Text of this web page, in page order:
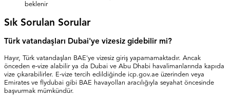
beklenir
Sık Sorulan Sorular
Türk vatandaşları Dubai'ye vizesiz gidebilir mi?
Hayır, Türk vatandaşları BAE'ye vizesiz giriş yapamamaktadır. Ancak
önceden e-vize alabilir ya da Dubai ve Abu Dhabi havalimanlarında kapıda
vize çıkarabilirler. E-vize tercih edildiğinde icp.gov.ae üzerinden veya
Emirates ve flydubai gibi BAE havayolları aracılığıyla seyahat öncesinde
başvurmak mümkündür.